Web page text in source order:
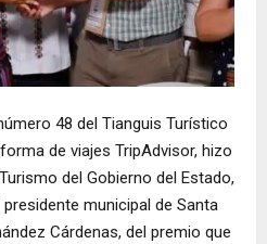
48 del Tianguis Turístico
de viajes TripAdvisor, hizo
del Gobierno del Estado,
municipal de Santa
Cárdenas, del premio que